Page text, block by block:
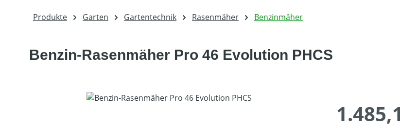
Produkte Garten Gartentechnik Rasenmäher Benzinmäher
Benzin-Rasenmäher Pro 46 Evolution PHCS
Bildergalerie überspringen